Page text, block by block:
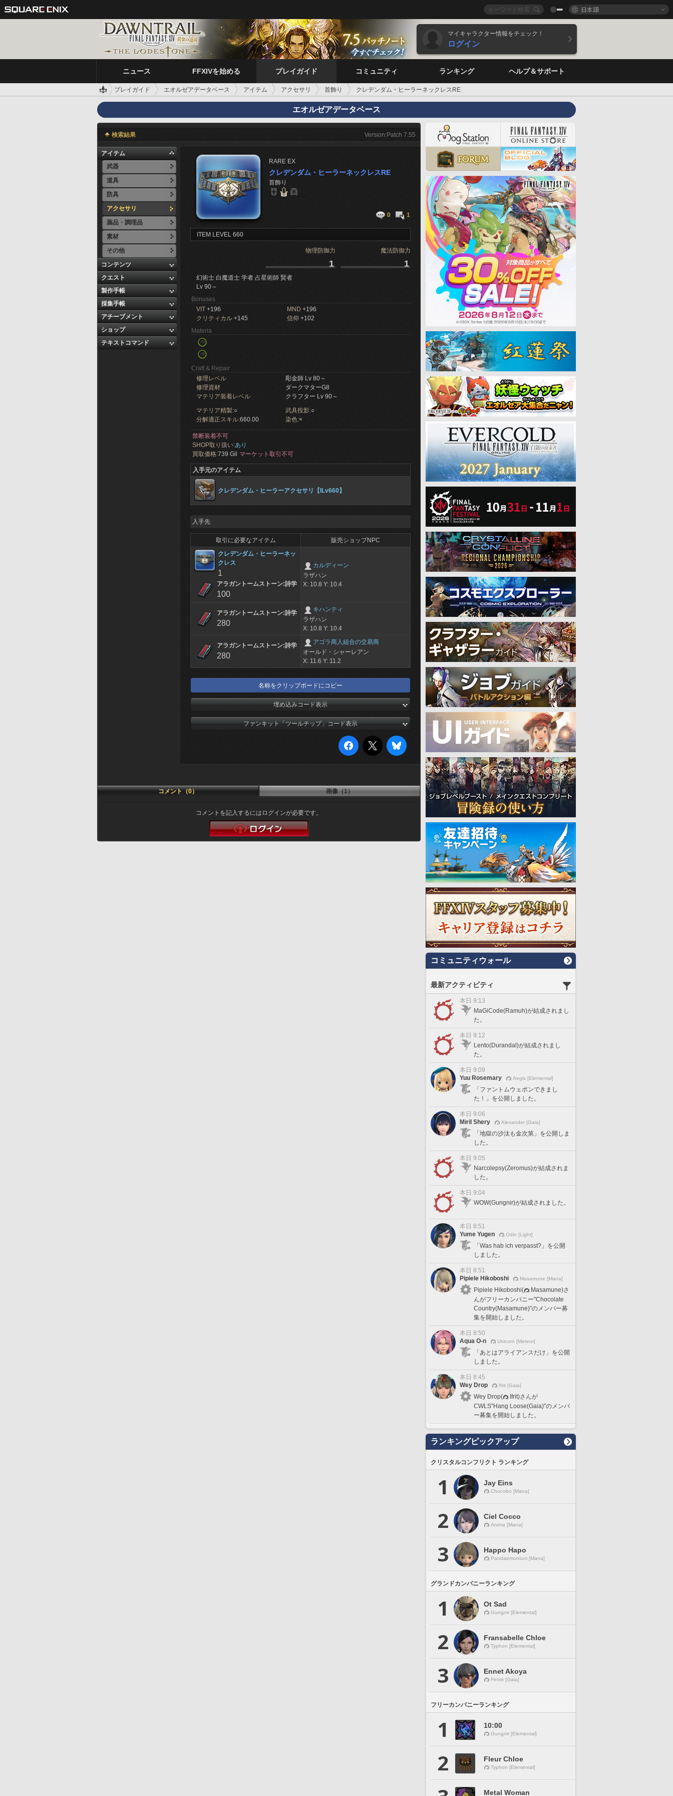
日本語
マイキャラクター情報をチェック！
ログイン
ニュース FFXIVを始める プレイガイド コミュニティ ランキング ヘルプ＆サポート
プレイガイド エオルゼアデータベース アイテム アクセサリ 首飾り クレデンダム・ヒーラーネックレスRE
エオルゼアデータベース
検索結果 Version:Patch 7.55
アイテム
武器
道具
防具
アクセサリ
薬品・調理品
素材
その他
コンテンツ
クエスト
製作手帳
採集手帳
アチーブメント
ショップ
テキストコマンド
RARE EX
クレデンダム・ヒーラーネックレスRE
首飾り
0 1
ITEM LEVEL 660
物理防御力 魔法防御力
1 1
幻術士 白魔道士 学者 占星術師 賢者
Lv 90～
Bonuses
VIT +196 MND +196
クリティカル +145 信仰 +102
Materia
Craft & Repair
修理レベル
彫金師 Lv 80～
修理資材
ダークマターG8
マテリア装着レベル
クラフター Lv 90～
マテリア精製:○ 武具投影:○
分解適正スキル:660.00 染色:×
禁断装着不可
SHOP取り扱い:あり
買取価格:739 Gil マーケット取引不可
入手元のアイテム
クレデンダム・ヒーラーアクセサリ【ILv660】
入手先
取引に必要なアイテム
販売ショップNPC
クレデンダム・ヒーラーネッ
クレス
1
アラガントームストーン:詩学
100
カルディーン
ラザハン
X: 10.8 Y: 10.4
アラガントームストーン:詩学
280
キハンティ
ラザハン
X: 10.8 Y: 10.4
アラガントームストーン:詩学
280
アゴラ商人組合の交易商
オールド・シャーレアン
X: 11.6 Y: 11.2
名称をクリップボードにコピー
埋め込みコード表示
ファンキット「ツールチップ」コード表示
コメント（0） 画像（1）
コメントを記入するにはログインが必要です。
コミュニティウォール
最新アクティビティ
本日 9:13
MaGiCode(Ramuh)が結成されまし
た。
本日 9:12
Lento(Durandal)が結成されまし
た。
本日 9:09
Yuu Rosemary
Aegis [Elemental]
「ファントムウェポンできまし
た！」を公開しました。
本日 9:06
Miril Shery
Alexander [Gaia]
「地獄の沙汰も金次第」を公開しま
した。
本日 9:05
Narcolepsy(Zeromus)が結成されま
した。
本日 9:04
WOW(Gungnir)が結成されました。
本日 8:51
Yume Yugen
Odin [Light]
「Was hab ich verpasst?」を公開
しました。
本日 8:51
Pipiele Hikoboshi
Masamune [Mana]
Pipiele Hikoboshi(
Masamune)さ
んがフリーカンパニー"Chocolate
Country(Masamune)"のメンバー募
集を開始しました。
本日 8:50
Aqua O-n
Unicorn [Meteor]
「あとはアライアンスだけ」を公開
しました。
本日 8:45
Wey Drop
Ifrit [Gaia]
Wey Drop(
Ifrit)さんが
CWLS"Hang Loose(Gaia)"のメンバ
ー募集を開始しました。
ランキングピックアップ
クリスタルコンフリクト ランキング
1 Jay Eins
Chocobo [Mana]
2 Ciel Cocco
Anima [Mana]
3 Happo Hapo
Pandaemonium [Mana]
グランドカンパニーランキング
1 Ot Sad
Gungnir [Elemental]
2 Fransabelle Chloe
Typhon [Elemental]
3 Ennet Akoya
Fenrir [Gaia]
フリーカンパニーランキング
1 10:00
Gungnir [Elemental]
2 Fleur Chloe
Typhon [Elemental]
Metal Woman